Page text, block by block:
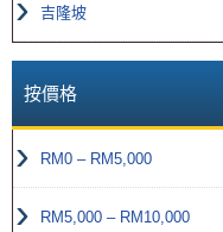
吉隆坡
按價格
RM0 – RM5,000
RM5,000 – RM10,000